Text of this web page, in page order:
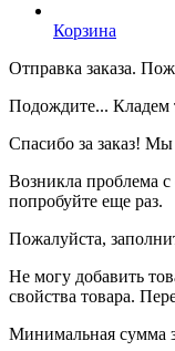
Корзина
Отправка заказа.
Подождите... Кладем
Спасибо за заказ!
Возникла проблема с
попробуйте еще раз.
Пожалуйста,
Не могу добавить
свойства товара.
Минимальная сумма